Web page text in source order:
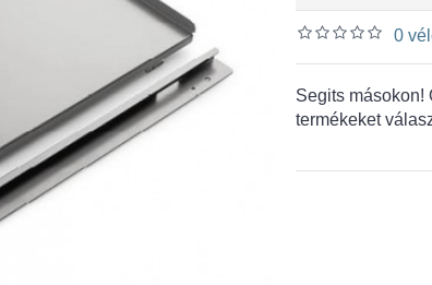
0
Segits másokon!
termékeket